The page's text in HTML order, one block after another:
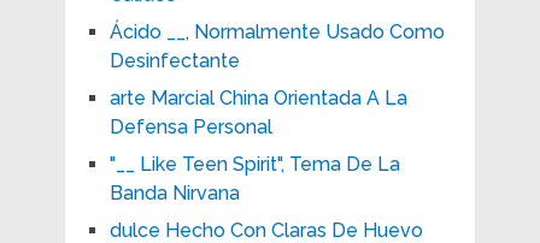
Ácido __, Normalmente Usado Como
Desinfectante
arte Marcial China Orientada A La
Defensa Personal
"__ Like Teen Spirit", Tema De La
Banda Nirvana
dulce Hecho Con Claras De Huevo